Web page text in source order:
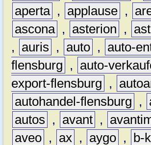
aperta , applause ,
ascona , asterion ,
,
auris , auto ,
auto-
flensburg
,
auto-
export-flensburg
,
autohandel-flensburg
,
autos
, avant ,
aveo , ax , aygo , b-